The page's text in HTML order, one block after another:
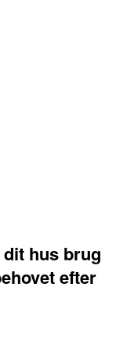
hus brug
efter